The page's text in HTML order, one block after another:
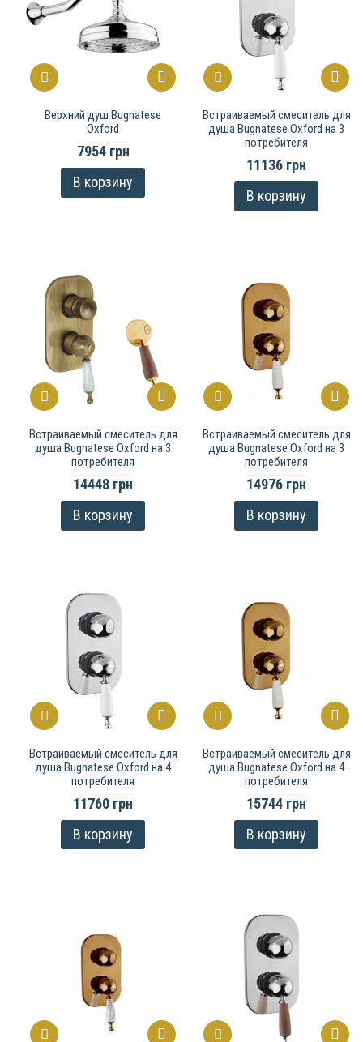
Верхний душ Bugnatese
Oxford
7954 грн
В корзину
Встраиваемый смеситель для
душа Bugnatese Oxford на 3
потребителя
11136 грн
В корзину
Встраиваемый смеситель для
душа Bugnatese Oxford на 3
потребителя
14448 грн
В корзину
Встраиваемый смеситель для
душа Bugnatese Oxford на 3
потребителя
14976 грн
В корзину
Встраиваемый смеситель для
душа Bugnatese Oxford на 4
потребителя
11760 грн
В корзину
Встраиваемый смеситель для
душа Bugnatese Oxford на 4
потребителя
15744 грн
В корзину